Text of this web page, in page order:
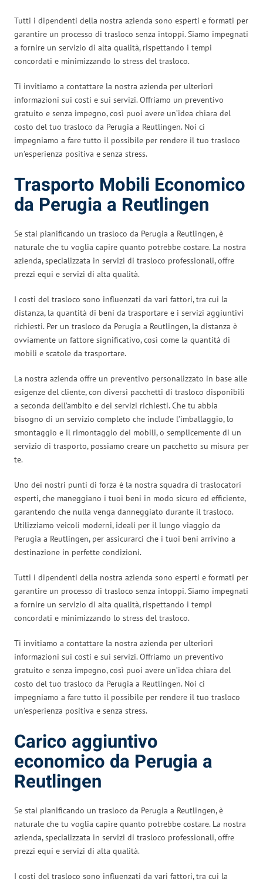
Tutti i dipendenti della nostra azienda sono esperti e formati per
garantire un processo di trasloco senza intoppi. Siamo impegnati
a fornire un servizio di alta qualità, rispettando i tempi
concordati e minimizzando lo stress del trasloco.
Ti invitiamo a contattare la nostra azienda per ulteriori
informazioni sui costi e sui servizi. Offriamo un preventivo
gratuito e senza impegno, così puoi avere un’idea chiara del
costo del tuo trasloco da Perugia a Reutlingen. Noi ci
impegniamo a fare tutto il possibile per rendere il tuo trasloco
un’esperienza positiva e senza stress.
Trasporto Mobili Economico
da Perugia a Reutlingen
Se stai pianificando un trasloco da Perugia a Reutlingen, è
naturale che tu voglia capire quanto potrebbe costare. La nostra
azienda, specializzata in servizi di trasloco professionali, offre
prezzi equi e servizi di alta qualità.
I costi del trasloco sono influenzati da vari fattori, tra cui la
distanza, la quantità di beni da trasportare e i servizi aggiuntivi
richiesti. Per un trasloco da Perugia a Reutlingen, la distanza è
ovviamente un fattore significativo, così come la quantità di
mobili e scatole da trasportare.
La nostra azienda offre un preventivo personalizzato in base alle
esigenze del cliente, con diversi pacchetti di trasloco disponibili
a seconda dell’ambito e dei servizi richiesti. Che tu abbia
bisogno di un servizio completo che include l’imballaggio, lo
smontaggio e il rimontaggio dei mobili, o semplicemente di un
servizio di trasporto, possiamo creare un pacchetto su misura per
te.
Uno dei nostri punti di forza è la nostra squadra di traslocatori
esperti, che maneggiano i tuoi beni in modo sicuro ed efficiente,
garantendo che nulla venga danneggiato durante il trasloco.
Utilizziamo veicoli moderni, ideali per il lungo viaggio da
Perugia a Reutlingen, per assicurarci che i tuoi beni arrivino a
destinazione in perfette condizioni.
Tutti i dipendenti della nostra azienda sono esperti e formati per
garantire un processo di trasloco senza intoppi. Siamo impegnati
a fornire un servizio di alta qualità, rispettando i tempi
concordati e minimizzando lo stress del trasloco.
Ti invitiamo a contattare la nostra azienda per ulteriori
informazioni sui costi e sui servizi. Offriamo un preventivo
gratuito e senza impegno, così puoi avere un’idea chiara del
costo del tuo trasloco da Perugia a Reutlingen. Noi ci
impegniamo a fare tutto il possibile per rendere il tuo trasloco
un’esperienza positiva e senza stress.
Carico aggiuntivo
economico da Perugia a
Reutlingen
Se stai pianificando un trasloco da Perugia a Reutlingen, è
naturale che tu voglia capire quanto potrebbe costare. La nostra
azienda, specializzata in servizi di trasloco professionali, offre
prezzi equi e servizi di alta qualità.
I costi del trasloco sono influenzati da vari fattori, tra cui la